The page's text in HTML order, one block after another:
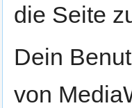
die Seite
Dein
von